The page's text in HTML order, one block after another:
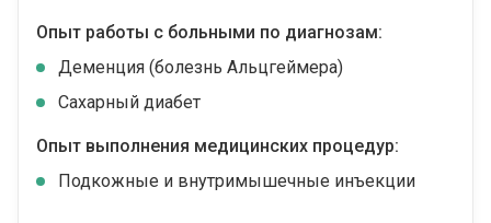
Опыт работы с больными по диагнозам:
Деменция (болезнь Альцгеймера)
Сахарный диабет
Опыт выполнения медицинских процедур:
Подкожные и внутримышечные инъекции